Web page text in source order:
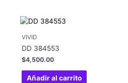
VIVID
DD 384553
$4,500.00
Añadir al carrito